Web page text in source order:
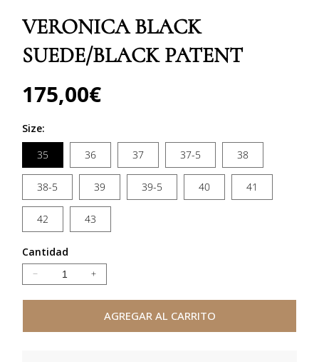
VERONICA BLACK
SUEDE/BLACK PATENT
Precio
habitual
175,00€
Size:
35
36 37 37-5 38
38-5 39 39-5 40 41
42 43
Cantidad
Reducir
Aumentar
para
AGREGAR AL CARRITO